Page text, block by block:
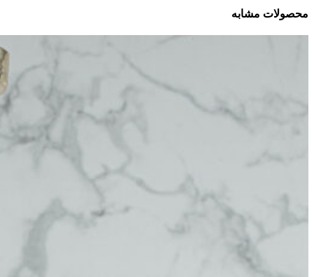
محصولات مشابه